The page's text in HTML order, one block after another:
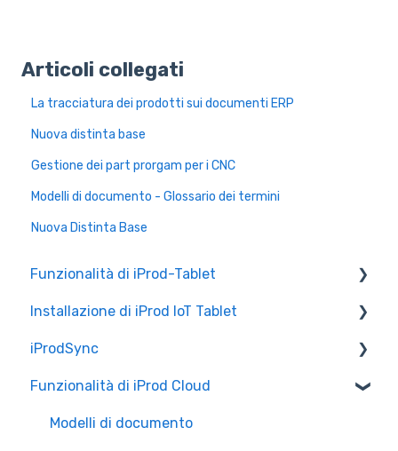
Articoli collegati
La tracciatura dei prodotti sui documenti ERP
Nuova distinta base
Gestione dei part prorgam per i CNC
Modelli di documento - Glossario dei termini
Nuova Distinta Base
Funzionalità di iProd-Tablet
Controllo Qualità
Liste di Prelievo
Installazione di iProd IoT Tablet
Configurazione Alleantia
Configurazioni di Rete
iProdSync
Informazioni generali
Accesso a iProd
Funzionalità di iProd Cloud
Modelli di documento